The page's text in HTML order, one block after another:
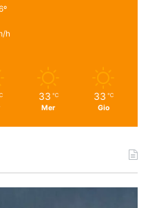
h
33 ℃
Mer
33 ℃
Gio